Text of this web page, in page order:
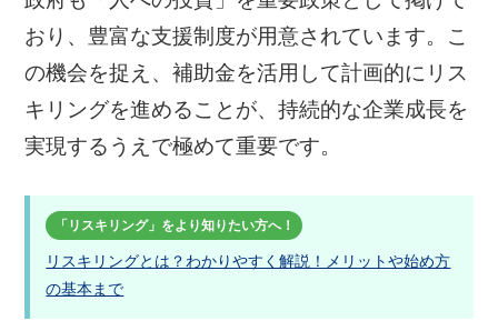
おり、豊富な支援制度が用意されています。こ
の機会を捉え、補助金を活用して計画的にリス
キリングを進めることが、持続的な企業成長を
実現するうえで極めて重要です。
「リスキリング」をより知りたい方へ！
リスキリングとは？わかりやすく解説！メリットや始め方
の基本まで